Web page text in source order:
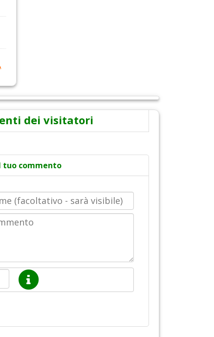
dei visitatori
tuo commento